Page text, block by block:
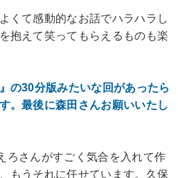
くて感動的なお話でハラハラし
抱えて笑ってもらえるものも楽
30分版みたいな回があったら
。最後に森田さんお願いいたし
ろさんがすごく気合を入れて作
もうそれに任せています。久保